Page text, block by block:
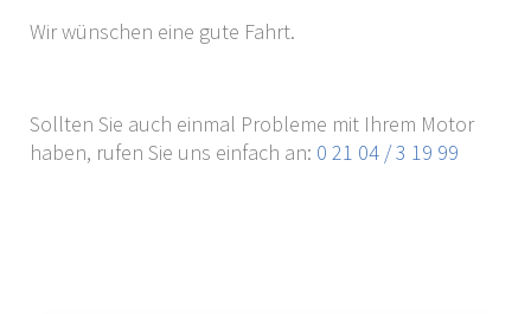
Wir wünschen eine gute Fahrt.
Sollten Sie auch einmal Probleme mit Ihrem Motor
haben, rufen Sie uns einfach an: 0 21 04 / 3 19 99